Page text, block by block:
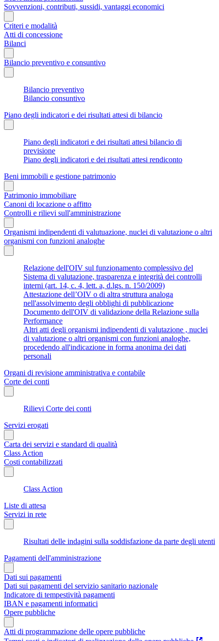
Sovvenzioni, contributi, sussidi, vantaggi economici
Criteri e modalità
Atti di concessione
Bilanci
Bilancio preventivo e consuntivo
Bilancio preventivo
Bilancio consuntivo
Piano degli indicatori e dei risultati attesi di bilancio
Piano degli indicatori e dei risultati attesi bilancio di
previsione
Piano degli indicatori e dei risultati attesi rendiconto
Beni immobili e gestione patrimonio
Patrimonio immobiliare
Canoni di locazione o affitto
Controlli e rilievi sull'amministrazione
Organismi indipendenti di valutuazione, nuclei di valutazione o altri
organismi con funzioni analoghe
Relazione dell'OIV sul funzionamento complessivo del
Sistema di valutazione, trasparenza e integrità dei controlli
interni (art. 14, c. 4, lett. a, d.lgs. n. 150/2009)
Attestazione dell’OIV o di altra struttura analoga
nell'assolvimento degli obblighi di pubblicazione
Documento dell'OIV di validazione della Relazione sulla
Performance
Altri atti degli organismi indipendenti di valutazione , nuclei
di valutazione o altri organismi con funzioni analoghe,
procedendo all'indicazione in forma anonima dei dati
personali
Organi di revisione amministrativa e contabile
Corte dei conti
Rilievi Corte dei conti
Servizi erogati
Carta dei servizi e standard di qualità
Class Action
Costi contabilizzati
Class Action
Liste di attesa
Servizi in rete
Risultati delle indagini sulla soddisfazione da parte degli utenti
Pagamenti dell'amministrazione
Dati sui pagamenti
Dati sui pagamenti del servizio sanitario nazionale
Indicatore di tempestività pagamenti
IBAN e pagamenti informatici
Opere pubbliche
Atti di programmazione delle opere pubbliche